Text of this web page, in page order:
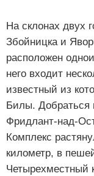
На склонах двух
Збойницка и
расположен
него входит
известный из
Билы. Добраться
Фридлант-над-
Комплекс
километр, в
Четырехместный